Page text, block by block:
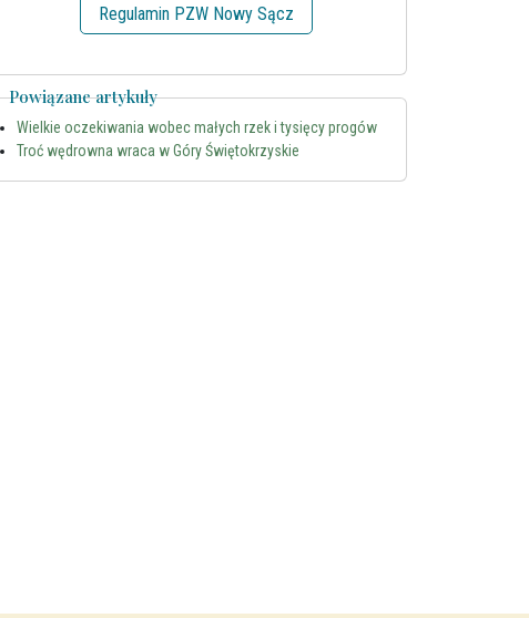
Regulamin PZW Nowy Sącz
Powiązane artykuły
Wielkie oczekiwania wobec małych rzek i tysięcy progów
Troć wędrowna wraca w Góry Świętokrzyskie